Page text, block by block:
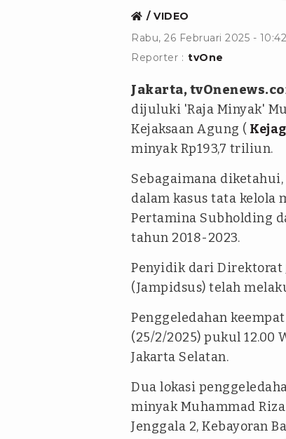
VIDEO
Rabu, 26 Februari 2025 -
Reporter : tvOne
Jakarta,
dijuluki 'Raja Minyak'
Kejaksaan Agung (
minyak Rp193,7 triliun.
Sebagaimana
dalam kasus tata kelola
Pertamina Subholding
tahun 2018-2023.
Penyidik dari Direktorat
(Jampidsus) telah
Penggeledahan
(25/2/2025) pukul 12.00
Jakarta Selatan.
Dua lokasi
minyak Muhammad
Jenggala 2, Kebayoran